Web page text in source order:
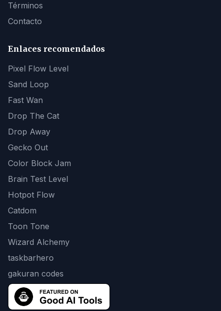
Términos
Contacto
Enlaces recomendados
Pixel Flow Level
Sand Loop
Fast Wan
Drop The Cat
Drop Away
Gecko Out
Color Block Jam
Brain Test Level
Hotpot Flow
Catdom
Toon Tone
Wizard Alchemy
taskbarhero
gakuran codes